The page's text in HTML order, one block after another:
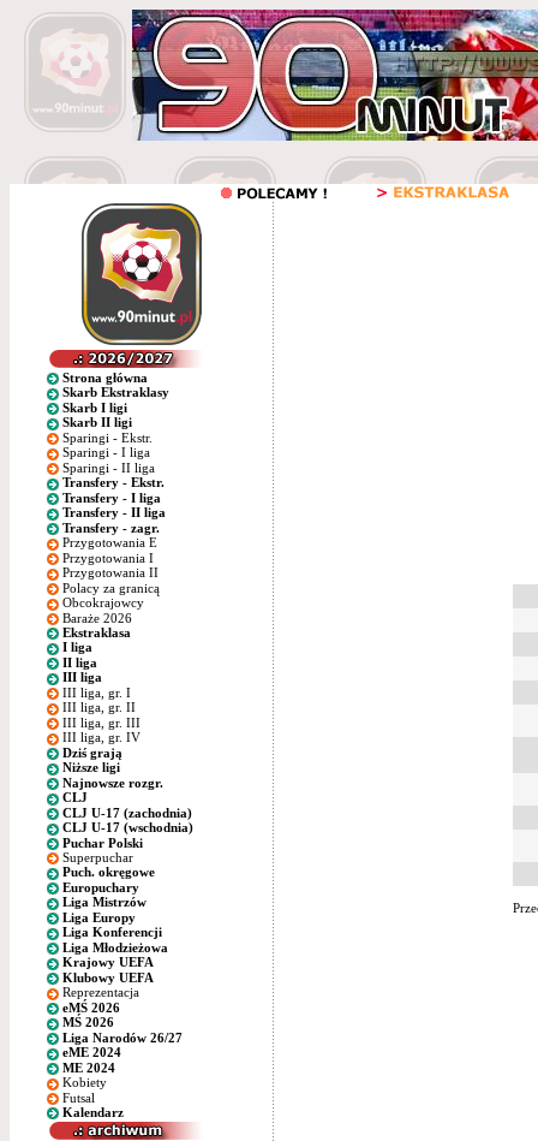
Strona główna
Skarb Ekstraklasy
Skarb I ligi
Skarb II ligi
Sparingi - Ekstr.
Sparingi - I liga
Sparingi - II liga
Transfery - Ekstr.
Transfery - I liga
Transfery - II liga
Transfery - zagr.
Przygotowania E
Przygotowania I
Przygotowania II
Polacy za granicą
Obcokrajowcy
Baraże 2026
Ekstraklasa
I liga
II liga
III liga
III liga, gr. I
III liga, gr. II
III liga, gr. III
III liga, gr. IV
Dziś grają
Niższe ligi
Najnowsze rozgr.
CLJ
CLJ U-17 (zachodnia)
CLJ U-17 (wschodnia)
Puchar Polski
Superpuchar
Puch. okręgowe
Europuchary
Liga Mistrzów
Liga Europy
Liga Konferencji
Liga Młodzieżowa
Krajowy UEFA
Klubowy UEFA
Reprezentacja
eMŚ 2026
MŚ 2026
Liga Narodów 26/27
eME 2024
ME 2024
Kobiety
Futsal
Kalendarz